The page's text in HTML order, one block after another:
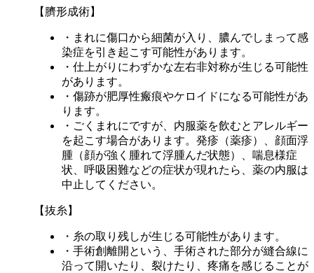
【臍形成術】
・まれに傷口から細菌が入り、膿んでしまって感
染症を引き起こす可能性があります。
・仕上がりにわずかな左右非対称が生じる可能性
があります。
・傷跡が肥厚性瘢痕やケロイドになる可能性があ
ります。
・ごくまれにですが、内服薬を飲むとアレルギー
を起こす場合があります。発疹（薬疹）、顔面浮
腫（顔が強く腫れて浮腫んだ状態）、喘息様症
状、呼吸困難などの症状が現れたら、薬の内服は
中止してください。
【抜糸】
・糸の取り残しが生じる可能性があります。
・手術創離開という、手術された部分が縫合線に
沿って開いたり、裂けたり、疼痛を感じることが